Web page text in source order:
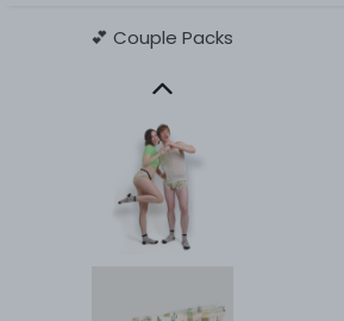
💕 Couple Packs